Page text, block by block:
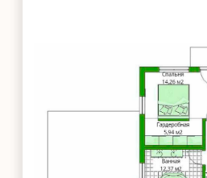
Проект рассчитывается в
зависимости от локации объекта,
цен на материалы и доставку.
ЗАПРОСИТЬ СМЕТУ